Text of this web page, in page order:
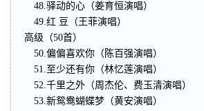
48.驿动的心（姜育恒演唱）
49.红 豆（王菲演唱）
高级（50首）
50.偏偏喜欢你（陈百强演唱）
51.至少还有你（林忆莲演唱）
52.千里之外（周杰伦、费玉清演唱）
53.新鸳鸯蝴蝶梦（黄安演唱）